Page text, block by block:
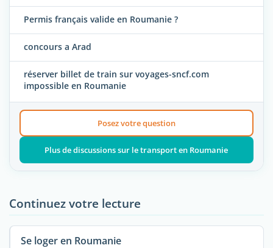
Permis français valide en Roumanie ?
concours a Arad
réserver billet de train sur voyages-sncf.com
impossible en Roumanie
Posez votre question
Plus de discussions sur le transport en Roumanie
Continuez votre lecture
Se loger en Roumanie